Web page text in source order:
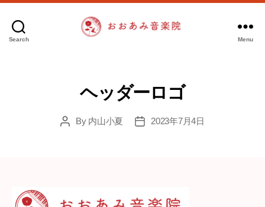
Search
み
楽
院
Menu
ヘッダーロゴ
PostBy 内山小夏
Post2023年7月4日